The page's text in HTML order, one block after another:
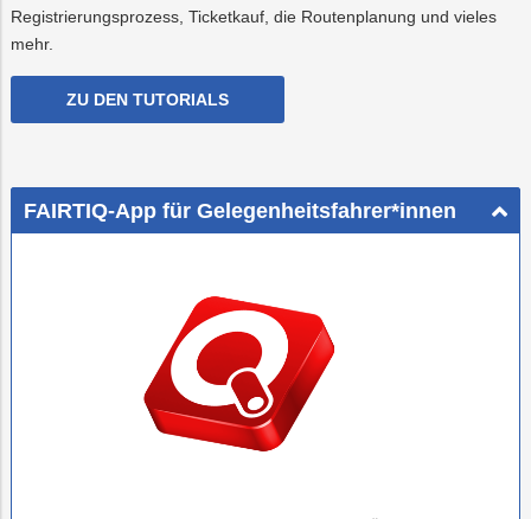
Registrierungsprozess, Ticketkauf, die Routenplanung und vieles
mehr.
ZU DEN TUTORIALS
FAIRTIQ-App für Gelegenheitsfahrer*innen